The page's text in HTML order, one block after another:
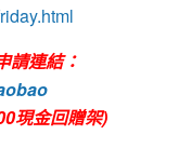
請連結：
現金回贈架)